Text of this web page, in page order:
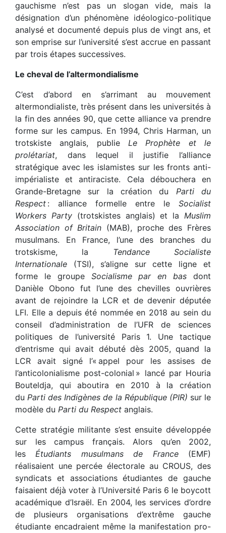
gauchisme n’est pas un slogan vide, mais la
désignation d’un phénomène idéologico-politique
analysé et documenté depuis plus de vingt ans, et
son emprise sur l’université s’est accrue en passant
par trois étapes successives.
Le cheval de l’altermondialisme
C’est d’abord en s’arrimant au mouvement
altermondialiste, très présent dans les universités à
la fin des années 90, que cette alliance va prendre
forme sur les campus. En 1994, Chris Harman, un
trotskiste anglais, publie Le Prophète et le
prolétariat, dans lequel il justifie l’alliance
stratégique avec les islamistes sur les fronts anti-
impérialiste et antiraciste. Cela débouchera en
Grande-Bretagne sur la création du Parti du
Respect : alliance formelle entre le Socialist
Workers Party(trotskistes anglais) et laMuslim
Association of Britain (MAB), proche des Frères
musulmans. En France, l’une des branches du
trotskisme, la Tendance Socialiste
Internationale (TSI), s’aligne sur cette ligne et
forme le groupe Socialisme par en bas dont
Danièle Obono fut l’une des chevilles ouvrières
avant de rejoindre la LCR et de devenir députée
LFI. Elle a depuis été nommée en 2018 au sein du
conseil d’administration de l’UFR de sciences
politiques de l’université Paris 1. Une tactique
d’entrisme qui avait débuté dès 2005, quand la
LCR avait signé l’« appel pour les assises de
l’anticolonialisme post-colonial » lancé par Houria
Bouteldja, qui aboutira en 2010 à la création
duParti des Indigènes de la République (PIR) sur le
modèle du Parti du Respect anglais.
Cette stratégie militante s’est ensuite développée
sur les campus français. Alors qu’en 2002,
lesÉtudiants musulmans de France(EMF)
réalisaient une percée électorale au CROUS, des
syndicats et associations étudiantes de gauche
faisaient déjà voter à l’Université Paris 6 le boycott
académique d’Israël. En 2004, les services d’ordre
de plusieurs organisations d’extrême gauche
étudiante encadraient même la manifestation pro-